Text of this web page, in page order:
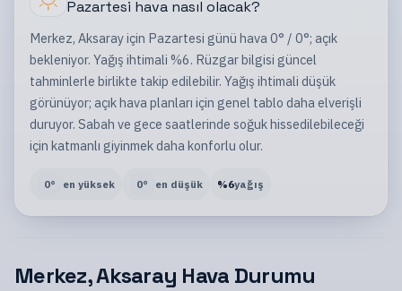
Pazartesi hava nasıl olacak?
Merkez, Aksaray için Pazartesi günü hava 0° / 0°; açık
bekleniyor. Yağış ihtimali %6. Rüzgar bilgisi güncel
tahminlerle birlikte takip edilebilir. Yağış ihtimali düşük
görünüyor; açık hava planları için genel tablo daha elverişli
duruyor. Sabah ve gece saatlerinde soğuk hissedilebileceği
için katmanlı giyinmek daha konforlu olur.
0° en yüksek 0° en düşük %6yağış
Merkez, Aksaray Hava Durumu